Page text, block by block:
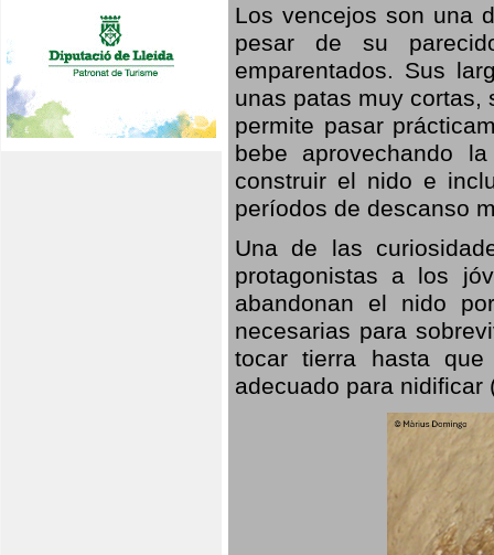
Los vencejos son una
pesar de su
emparentados. Sus
unas patas muy cortas,
permite pasar
bebe aprovechando
construir el nido e
períodos de descanso
Una de las
protagonistas a los
abandonan el nido
necesarias para
tocar tierra hasta
adecuado para nidificar